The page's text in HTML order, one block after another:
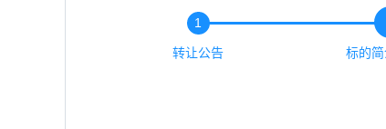
1
转让公告 标的